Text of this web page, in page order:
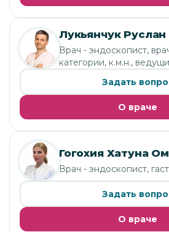
Лукьянчук
Врач - эндоскопист,
категории, к.м.н.,
Задать
О враче
Гогохия Хатуна
Врач - эндоскопист,
Задать
О враче